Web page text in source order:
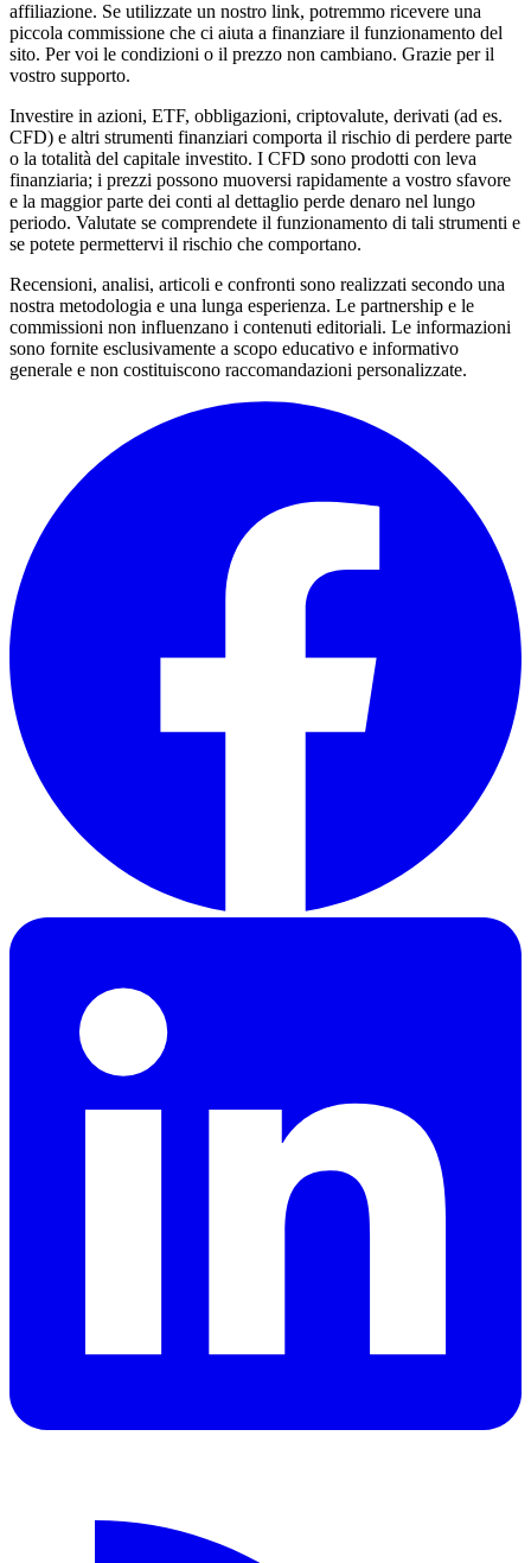
affiliazione. Se utilizzate un nostro link, potremmo ricevere una
piccola commissione che ci aiuta a finanziare il funzionamento del
sito. Per voi le condizioni o il prezzo non cambiano. Grazie per il
vostro supporto.
Investire in azioni, ETF, obbligazioni, criptovalute, derivati (ad es.
CFD) e altri strumenti finanziari comporta il rischio di perdere parte
o la totalità del capitale investito. I CFD sono prodotti con leva
finanziaria; i prezzi possono muoversi rapidamente a vostro sfavore
e la maggior parte dei conti al dettaglio perde denaro nel lungo
periodo. Valutate se comprendete il funzionamento di tali strumenti e
se potete permettervi il rischio che comportano.
Recensioni, analisi, articoli e confronti sono realizzati secondo una
nostra metodologia e una lunga esperienza. Le partnership e le
commissioni non influenzano i contenuti editoriali. Le informazioni
sono fornite esclusivamente a scopo educativo e informativo
generale e non costituiscono raccomandazioni personalizzate.